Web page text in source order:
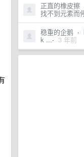
正直的橡皮擦
找不到元素而
稳重的企鹅 ·
k ...· 3 年前